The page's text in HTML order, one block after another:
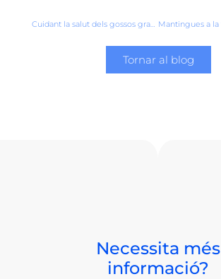
Cuidant la salut dels gossos grans: consells per a una vida plena i activa
Tornar al blog
Necessita més
informació?